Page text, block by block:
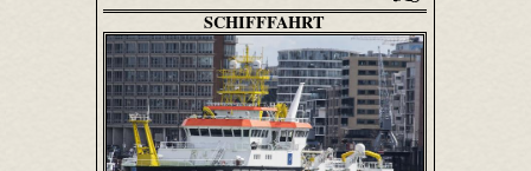
SCHIFFFAHRT